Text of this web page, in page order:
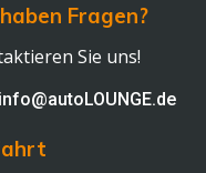
Fragen?
Sie uns!
info@autoLOUNGE.de